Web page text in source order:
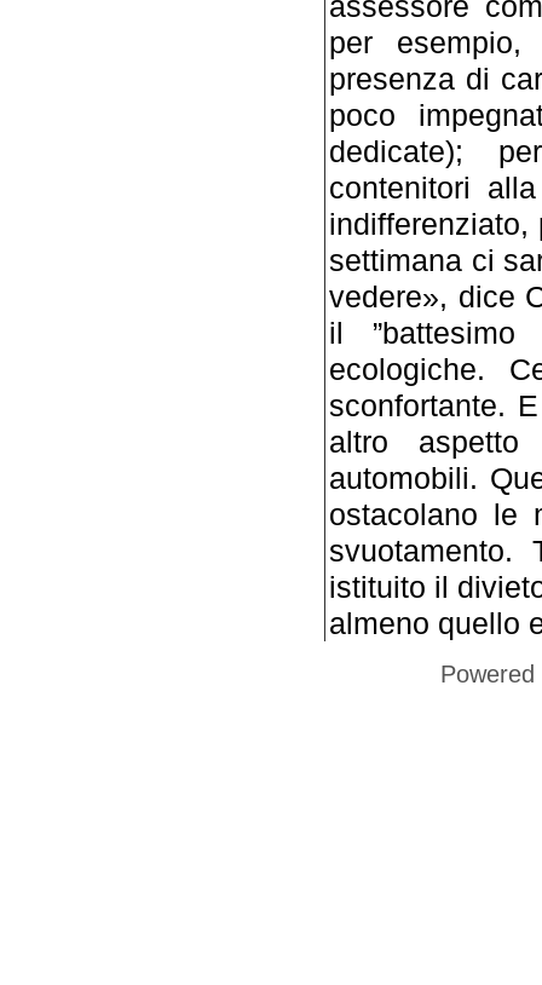
per
presenza di
poco
dedicate);
contenitori
indifferenziato,
settimana ci
vedere», dice
il
ecologiche.
sconfortante.
altro
automobili.
ostacolano le
svuotamento.
istituito il
almeno quello